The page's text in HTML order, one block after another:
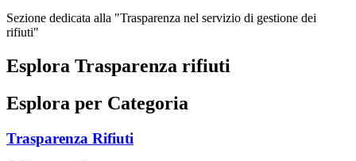
Sezione dedicata alla "Trasparenza nel servizio di gestione dei
rifiuti"
Esplora Trasparenza rifiuti
Esplora per Categoria
Trasparenza Rifiuti